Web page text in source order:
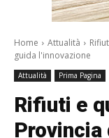
Home Attualità
guida l'innovazione
Attualità Prima Pagina
Rifiuti e
Provincia